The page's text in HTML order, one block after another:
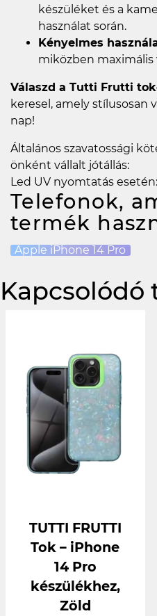
készüléket és a
használat során.
Kényelmes
miközben
Válaszd a Tutti Frutti
keresel, amely stílusosan
nap!
Általános szavatossági
önként vállalt jótállás:
Led UV nyomtatás
Telefonok,
termék
Apple iPhone 14 Pro
Kapcsolódó
TUTTI FRUTTI
Tok – iPhone
14 Pro
készülékhez,
Zöld